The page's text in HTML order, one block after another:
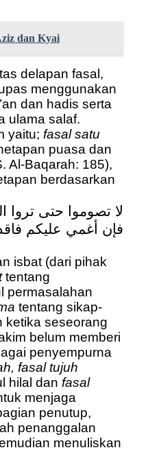
dan Kyai
delapan fasal,
menggunakan
dan hadis serta
ulama salaf.
yaitu; fasal satu
puasa dan
Al-Baqarah: 185),
berdasarkan
لا تصوموا حتى تروا
فإن أغمي عليكم
isbat (dari pihak
tentang
permasalahan
tentang sikap-
ketika seseorang
belum memberi
penyempurna
fasal tujuh
hilal dan fasal
menjaga
penutup,
penanggalan
menuliskan